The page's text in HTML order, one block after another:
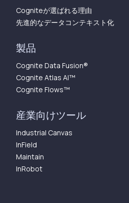
Cogniteが選ばれる理由
先進的なデータコンテキスト化
製品
Cognite Data Fusion®
Cognite Atlas AI™︎
Cognite Flows™︎
産業向けツール
Industrial Canvas
InField
Maintain
InRobot